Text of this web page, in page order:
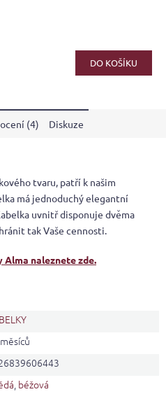
DO KOŠÍKU
(4) Diskuze
tvaru, patří k našim
má jednoduchý elegantní
uvnitř disponuje dvěma
tak Vaše cennosti.
naleznete zde.
, béžová